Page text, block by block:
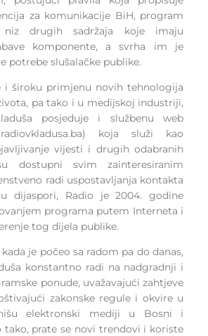
za komunikacije BiH, program
drugih sadržaja koje imaju
komponente, a svrha im je
potrebe slušalačke publike.
i široku primjenu novih tehnologija
pa tako i u medijskoj industriji,
posjeduje i službenu web
koja služi kao
vijesti i drugih odabranih
dostupni svim zainteresiranim
radi uspostavljanja kontakta
dijaspori, Radio je 2004. godine
programa putem Interneta i
tog dijela publike.
je počeo sa radom pa do danas,
konstantno radi na nadgradnji i
ponude, uvažavajući zahtjeve
zakonske regule i okvire u
elektronski mediji u Bosni i
tako, prate se novi trendovi i koriste